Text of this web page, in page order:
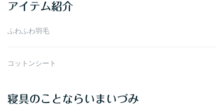
ブ
アイテム紹介
ふわふわ羽毛
コットンシート
寝具のことならいまいづみ